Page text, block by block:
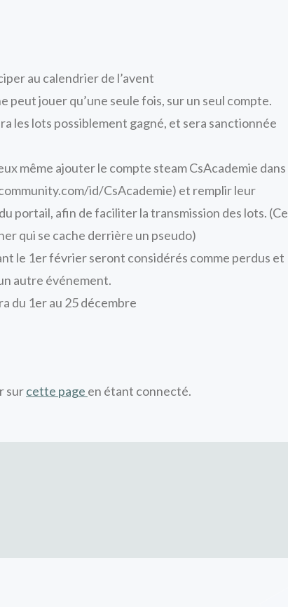
au calendrier de l’avent
peut jouer qu’une seule fois, sur un seul compte.
les lots possiblement gagné, et sera sanctionnée
même ajouter le compte steam CsAcademie dans
id/CsAcademie) et remplir leur
portail, afin de faciliter la transmission des lots. (Ce
qui se cache derrière un pseudo)
le 1er février seront considérés comme perdus et
autre événement.
du 1er au 25 décembre
surcette page en étant connecté.